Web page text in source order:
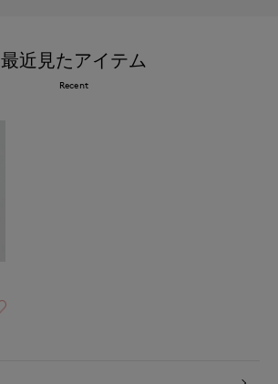
最近見たアイテム
Recent